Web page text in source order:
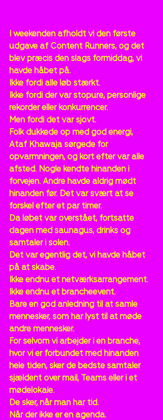
I weekenden afholdt vi den første
udgave af Content Runners, og det
blev præcis den slags formiddag, vi
havde håbet på.
Ikke fordi alle løb stærkt.
Ikke fordi der var stopure, personlige
rekorder eller konkurrencer.
Men fordi det var sjovt.
Folk dukkede op med god energi,
Ataf Khawaja sørgede for
opvarmningen, og kort efter var alle
afsted. Nogle kendte hinanden i
forvejen. Andre havde aldrig mødt
hinanden før. Det var svært at se
forskel efter et par timer.
Da løbet var overstået, fortsatte
dagen med saunagus, drinks og
samtaler i solen.
Det var egentlig det, vi havde håbet
på at skabe.
Ikke endnu et netværksarrangement.
Ikke endnu et brancheevent.
Bare en god anledning til at samle
mennesker, som har lyst til at møde
andre mennesker.
For selvom vi arbejder i en branche,
hvor vi er forbundet med hinanden
hele tiden, sker de bedste samtaler
sjældent over mail, Teams eller i et
mødelokale.
De sker, når man har tid.
Når der ikke er en agenda.